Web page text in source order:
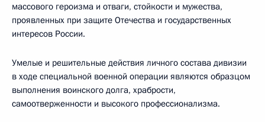
массового героизма и отваги, стойкости и мужества,
проявленных при защите Отечества и государственных
интересов России.
Умелые и решительные действия личного состава дивизии
в ходе специальной военной операции являются образцом
выполнения воинского долга, храбрости,
самоотверженности и высокого профессионализма.